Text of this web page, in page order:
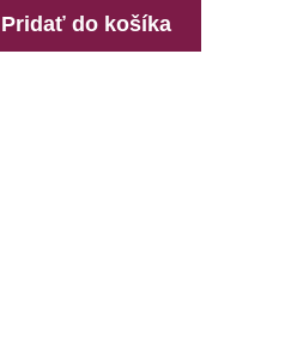
Pridať do košíka